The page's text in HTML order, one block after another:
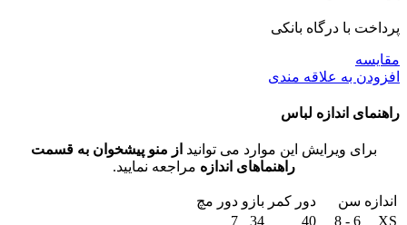
پرداخت با درگاه بانکی
مقايسه
افزودن به علاقه مندی
راهنمای اندازه لباس
برای ویرایش این موارد می توانید از منو پیشخوان به قسمت
راهنماهای اندازه مراجعه نمایید.
اندازه سن دور کمر بازو دور مچ
XS
6 - 8
40
34
7